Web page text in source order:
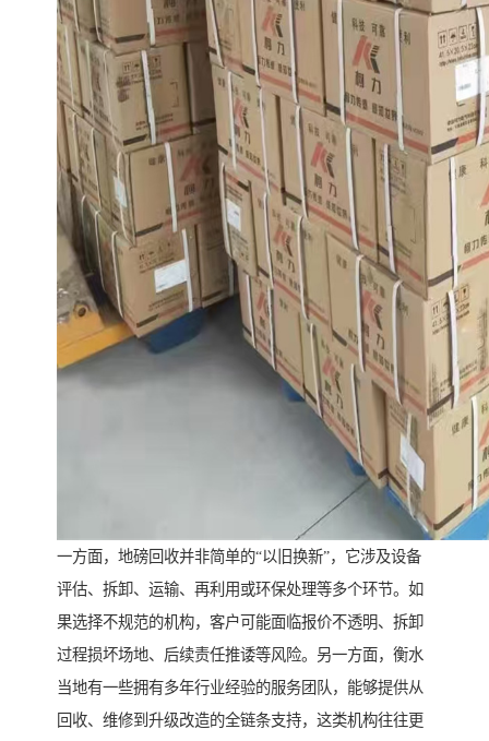
一方面，地磅回收并非简单的“以旧换新”，它涉及设备
评估、拆卸、运输、再利用或环保处理等多个环节。如
果选择不规范的机构，客户可能面临报价不透明、拆卸
过程损坏场地、后续责任推诿等风险。另一方面，衡水
当地有一些拥有多年行业经验的服务团队，能够提供从
回收、维修到升级改造的全链条支持，这类机构往往更